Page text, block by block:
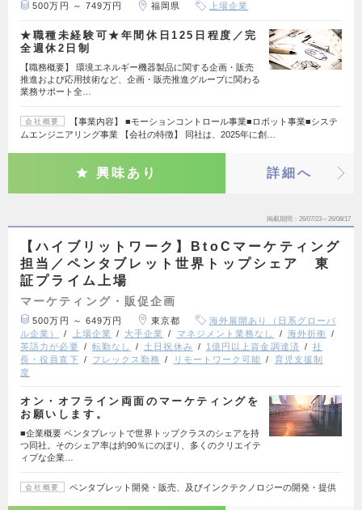
500万円 ～ 749万円 福岡県 上場企業
★職種未経験可★年間休日125日程度／完
全週休2日制
【職務概要】 環境エネルギー機器製品に関する企画・販売
推進および応用技術など、企画・販売推進グループに関わる
業務サポート全…
会社概要
【事業内容】 ■モーションコントロール事業■ロボット事業■システ
ムエンジニアリング事業 【会社の特徴】 同社は、2025年に創…
興味あり 詳細へ
掲載期間 26/07/23～26/08/17
【ハイブリットワーク】BtoCマーケティング
担当／ペンタブレット世界トップシェア 東
証プライム上場
マーケティング・販促企画
500万円 ～ 649万円 東京都
海外展開あり（日系グローバ
ル企業）
上場企業 大手企業 マネジメント業務なし
海外折衝
英語力が必要
転勤なし 土日祝休み 1億円以上資金調達済
社
長・役員直下
フレックス勤務 リモートワーク可能
育児支援制
度
オン・オフライン両面のマーケティングを
お願いします。
■企業概要 ペンタブレットで世界トップクラスのシェアを持
つ同社。そのシェア率は約90％にのぼり、多くのクリエイテ
ィブな企業…
会社概要 ペンタブレット開発・販売、及びインクテクノロジーの開発・提供